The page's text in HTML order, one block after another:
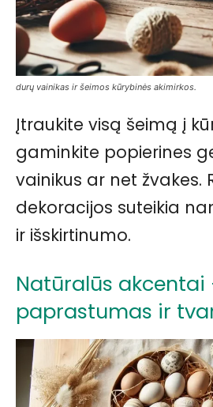
durų vainikas ir šeimos kūrybinės akimirkos.
Įtraukite visą šeimą į
gaminkite popierines
vainikus ar net žvakes.
dekoracijos suteikia
ir išskirtinumo.
Natūralūs akcentai
paprastumas ir